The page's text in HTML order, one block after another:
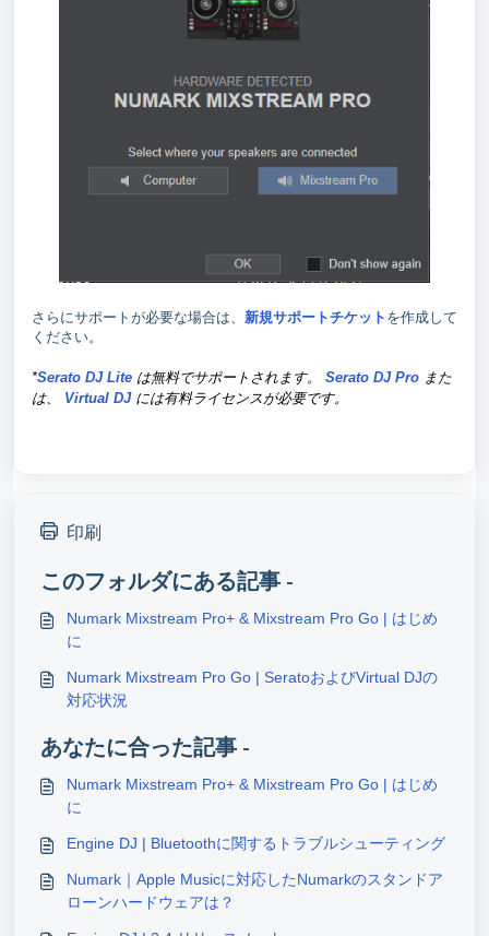
さらにサポートが必要な場合は、 新規サポートチケット を作成して
ください。
*Serato DJ Lite は無料でサポートされます。 Serato DJ Pro また
は、 Virtual DJには有料ライセンスが必要です。
印刷
このフォルダにある記事 -
Numark Mixstream Pro+ & Mixstream Pro Go | はじめ
に
Numark Mixstream Pro Go | SeratoおよびVirtual DJの
対応状況
あなたに合った記事 -
Numark Mixstream Pro+ & Mixstream Pro Go | はじめ
に
Engine DJ | Bluetoothに関するトラブルシューティング
Numark｜Apple Musicに対応したNumarkのスタンドア
ローンハードウェアは？